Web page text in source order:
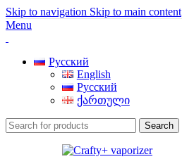
Skip to navigation Skip to main content
Menu
Русский
English
Русский
ქართული
Search